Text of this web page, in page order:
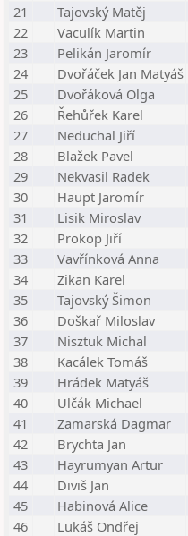
21
Tajovský Matěj
22
Vaculík Martin
23
Pelikán Jaromír
24
Dvořáček Jan Matyáš
25
Dvořáková Olga
26
Řehůřek Karel
27
Neduchal Jiří
28
Blažek Pavel
29
Nekvasil Radek
30
Haupt Jaromír
31
Lisik Miroslav
32
Prokop Jiří
33
Vavřínková Anna
34
Zikan Karel
35
Tajovský Šimon
36
Doškař Miloslav
37
Nisztuk Michal
38
Kacálek Tomáš
39
Hrádek Matyáš
40
Ulčák Michael
41
Zamarská Dagmar
42
Brychta Jan
43
Hayrumyan Artur
44
Diviš Jan
45
Habinová Alice
46
Lukáš Ondřej